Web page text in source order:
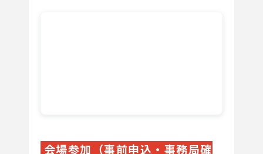
会場参加（事前申込・事務局確